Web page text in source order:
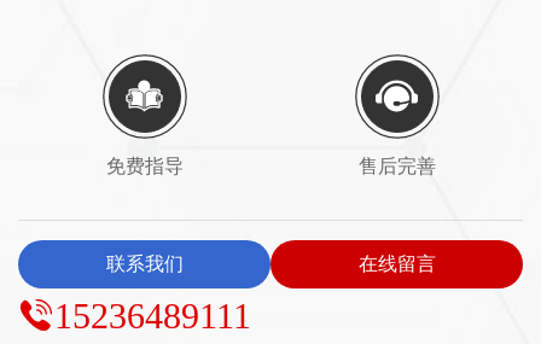
免费指导 售后完善
联系我们 在线留言
15236489111